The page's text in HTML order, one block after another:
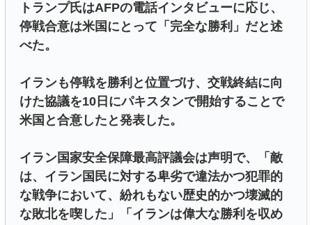
トランプ氏はAFPの電話インタビューに応じ、
停戦合意は米国にとって「完全な勝利」だと述
べた。
イランも停戦を勝利と位置づけ、交戦終結に向
けた協議を10日にパキスタンで開始することで
米国と合意したと発表した。
イラン国家安全保障最高評議会は声明で、「敵
は、イラン国民に対する卑劣で違法かつ犯罪的
な戦争において、紛れもない歴史的かつ壊滅的
な敗北を喫した」「イランは偉大な勝利を収め